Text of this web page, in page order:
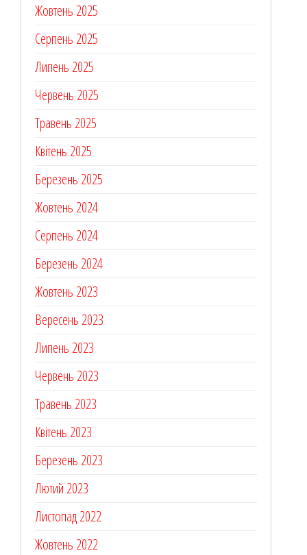
Жовтень 2025
Серпень 2025
Липень 2025
Червень 2025
Травень 2025
Квітень 2025
Березень 2025
Жовтень 2024
Серпень 2024
Березень 2024
Жовтень 2023
Вересень 2023
Липень 2023
Червень 2023
Травень 2023
Квітень 2023
Березень 2023
Лютий 2023
Листопад 2022
Жовтень 2022